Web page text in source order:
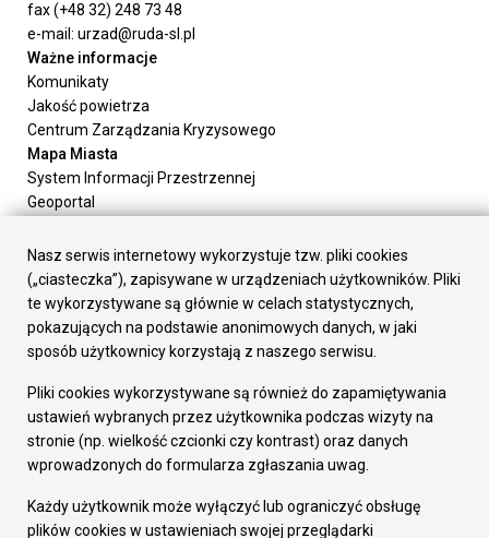
fax (+48 32) 248 73 48
e-mail: urzad@ruda-sl.pl
Ważne informacje
Komunikaty
Jakość powietrza
Centrum Zarządzania Kryzysowego
Mapa Miasta
System Informacji Przestrzennej
Geoportal
Załatw sprawę
Prezydent Miasta
Rada Miasta
Wydziały
Elektroniczna Skrzynka Podawcza
Gospodarka
Fundusze europejskie
Środki krajowe
Oferty inwestycyjne
Pozostałe
Nasz serwis internetowy wykorzystuje tzw. pliki cookies
(„ciasteczka”), zapisywane w urządzeniach użytkowników. Pliki
te wykorzystywane są głównie w celach statystycznych,
pokazujących na podstawie anonimowych danych, w jaki
sposób użytkownicy korzystają z naszego serwisu.
Pliki cookies wykorzystywane są również do zapamiętywania
ustawień wybranych przez użytkownika podczas wizyty na
stronie (np. wielkość czcionki czy kontrast) oraz danych
wprowadzonych do formularza zgłaszania uwag.
Każdy użytkownik może wyłączyć lub ograniczyć obsługę
plików cookies w ustawieniach swojej przeglądarki